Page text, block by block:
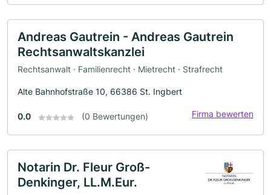
Andreas Gautrein - Andreas Gautrein
Rechtsanwaltskanzlei
Rechtsanwalt · Familienrecht · Mietrecht · Strafrecht
Alte Bahnhofstraße 10, 66386 St. Ingbert
0.0 (0 Bewertungen) Firma bewerten
Notarin Dr. Fleur Groß-
Denkinger, LL.M.Eur.